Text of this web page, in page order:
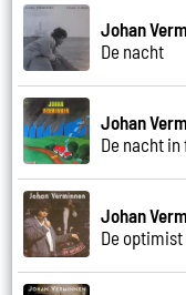
Johan
De nacht
Johan
De nacht in
Johan
De optimist